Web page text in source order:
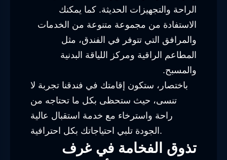
الراحة والتجهيزات الحديثة. كما يمكنك
الاستفادة من مجموعة متنوعة من الخدمات
والمرافق التي تتوفر في الفندق، مثل
المطاعم الراقية ومركز اللياقة البدنية
والمسبح.
باختصار، ستكون إقامتك في فندقنا تجربة لا
تنسى، حيث ستحظى بكل ما تحتاجه من
راحة واسترخاء مع خدمة استقبال عالية
الجودة تلبي احتياجاتك بكل احترافية.
تذوق الفخامة في غرف